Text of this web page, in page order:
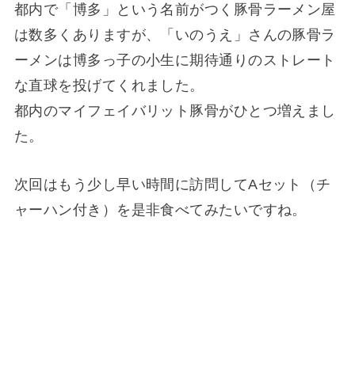
都内で「博多」という名前がつく豚骨ラーメン屋
は数多くありますが、「いのうえ」さんの豚骨ラ
ーメンは博多っ子の小生に期待通りのストレート
な直球を投げてくれました。
都内のマイフェイバリット豚骨がひとつ増えまし
た。
次回はもう少し早い時間に訪問してAセット（チ
ャーハン付き）を是非食べてみたいですね。